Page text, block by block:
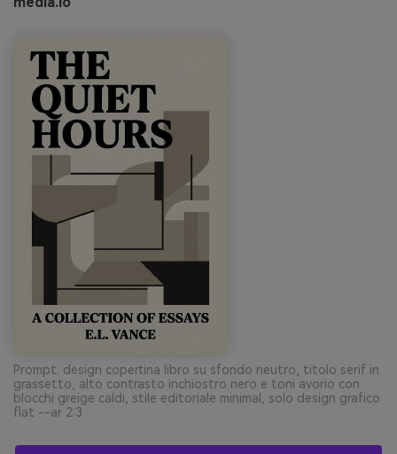
Prompt: design copertina libro su sfondo neutro, titolo serif in
grassetto, alto contrasto inchiostro nero e toni avorio con
blocchi greige caldi, stile editoriale minimal, solo design grafico
flat --ar 2:3